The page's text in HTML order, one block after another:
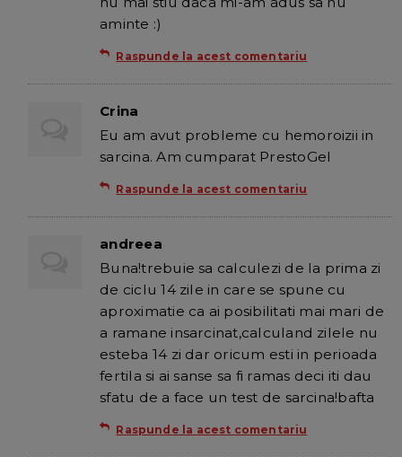
aminte :)
Raspunde la acest comentariu
Crina
Eu am avut probleme cu hemoroizii in
sarcina. Am cumparat PrestoGel
Raspunde la acest comentariu
andreea
Buna!trebuie sa calculezi de la prima zi
de ciclu 14 zile in care se spune cu
aproximatie ca ai posibilitati mai mari de
a ramane insarcinat,calculand zilele nu
esteba 14 zi dar oricum esti in perioada
fertila si ai sanse sa fi ramas deci iti dau
sfatu de a face un test de sarcina!bafta
Raspunde la acest comentariu